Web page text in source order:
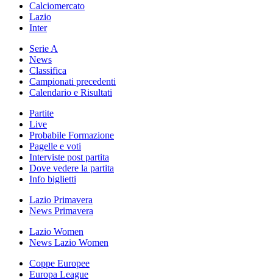
Calciomercato
Lazio
Inter
Serie A
News
Classifica
Campionati precedenti
Calendario e Risultati
Partite
Live
Probabile Formazione
Pagelle e voti
Interviste post partita
Dove vedere la partita
Info biglietti
Lazio Primavera
News Primavera
Lazio Women
News Lazio Women
Coppe Europee
Europa League